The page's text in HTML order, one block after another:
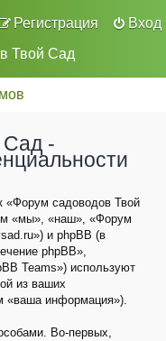
Вход
Регистрация
Твой Сад
Сад -
«Форум садоводов Твой
«мы», «наш», «Форум
и phpBB (в
phpBB»,
Teams») используют
из ваших
«ваша информация»).
Во-первых,